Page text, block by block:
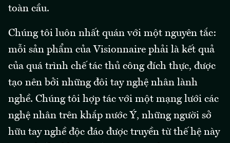
toàn cầu.
Chúng tôi luôn nhất quán với một nguyên tắc:
mỗi sản phẩm của Visionnaire phải là kết quả
của quá trình chế tác thủ công đích thực, được
tạo nên bởi những đôi tay nghệ nhân lành
nghề. Chúng tôi hợp tác với một mạng lưới các
nghệ nhân trên khắp nước Ý, những người sở
hữu tay nghề độc đáo được truyền từ thế hệ này